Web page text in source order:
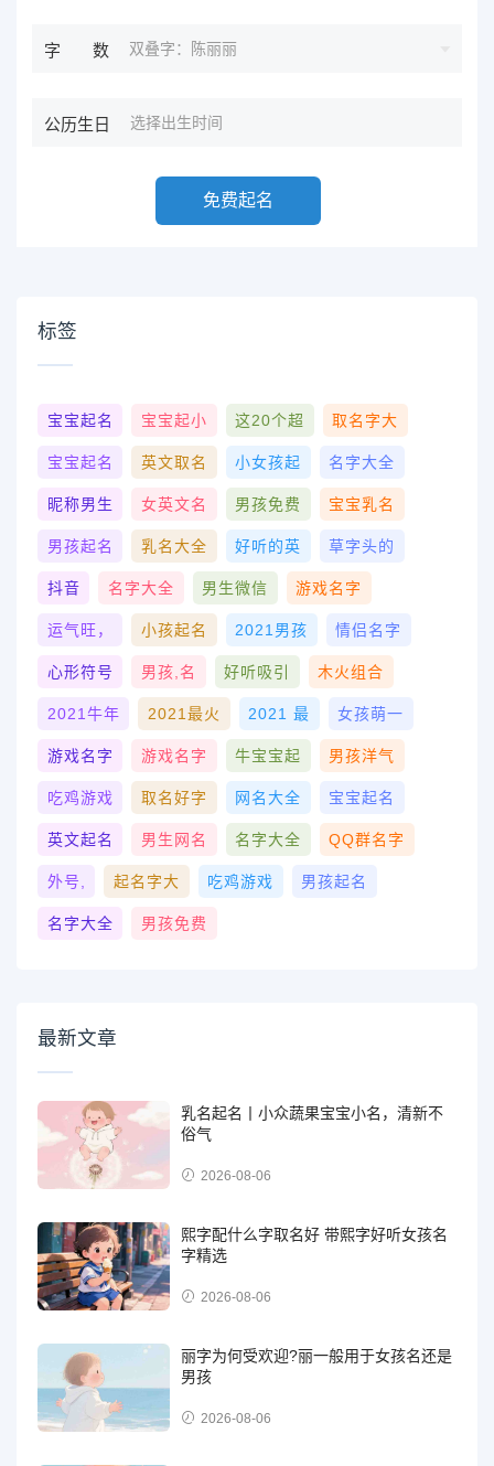
字数 双叠字：陈丽丽
公历生日
免费起名
标签
宝宝起名 宝宝起小 这20个超 取名字大
宝宝起名 英文取名 小女孩起 名字大全
昵称男生 女英文名 男孩免费 宝宝乳名
男孩起名 乳名大全 好听的英 草字头的
抖音 名字大全 男生微信 游戏名字
运气旺， 小孩起名 2021男孩 情侣名字
心形符号 男孩,名 好听吸引 木火组合
2021牛年 2021最火 2021 最 女孩萌一
游戏名字 游戏名字 牛宝宝起 男孩洋气
吃鸡游戏 取名好字 网名大全 宝宝起名
英文起名 男生网名 名字大全 QQ群名字
外号, 起名字大 吃鸡游戏 男孩起名
名字大全 男孩免费
最新文章
乳名起名丨小众蔬果宝宝小名，清新不
俗气
2026-08-06
熙字配什么字取名好 带熙字好听女孩名
字精选
2026-08-06
丽字为何受欢迎?丽一般用于女孩名还是
男孩
2026-08-06